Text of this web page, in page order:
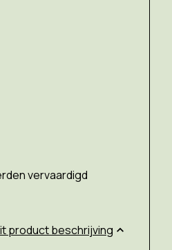
vervaardigd
product beschrijving